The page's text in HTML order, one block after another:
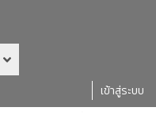
เข้าสู่ระบบ